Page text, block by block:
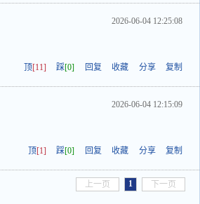
2026-06-04 12:25:08
顶[11] 踩[0] 回复 收藏 分享 复制
2026-06-04 12:15:09
顶[1] 踩[0] 回复 收藏 分享 复制
上一页 1 下一页